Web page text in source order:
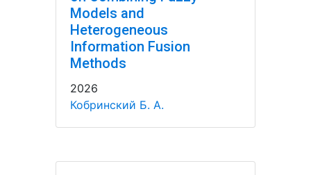
Models and
Heterogeneous
Information Fusion
Methods
2026
Кобринский Б. А.